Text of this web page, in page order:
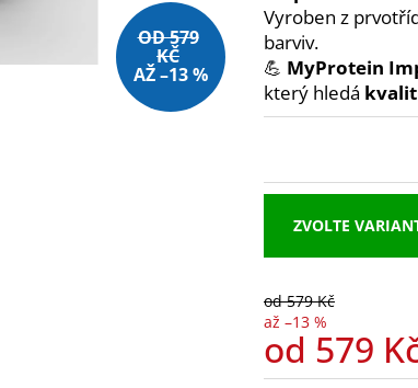
Vyroben z
barviv.
💪 MyProtein
který hledá
ZVOLTE
od 579 Kč
až –13 %
od 579
Měrná
OD 579
KČ
AŽ –13 %
MEZZO CAFFE ZRNKOVÁ KÁVA BRAZIL